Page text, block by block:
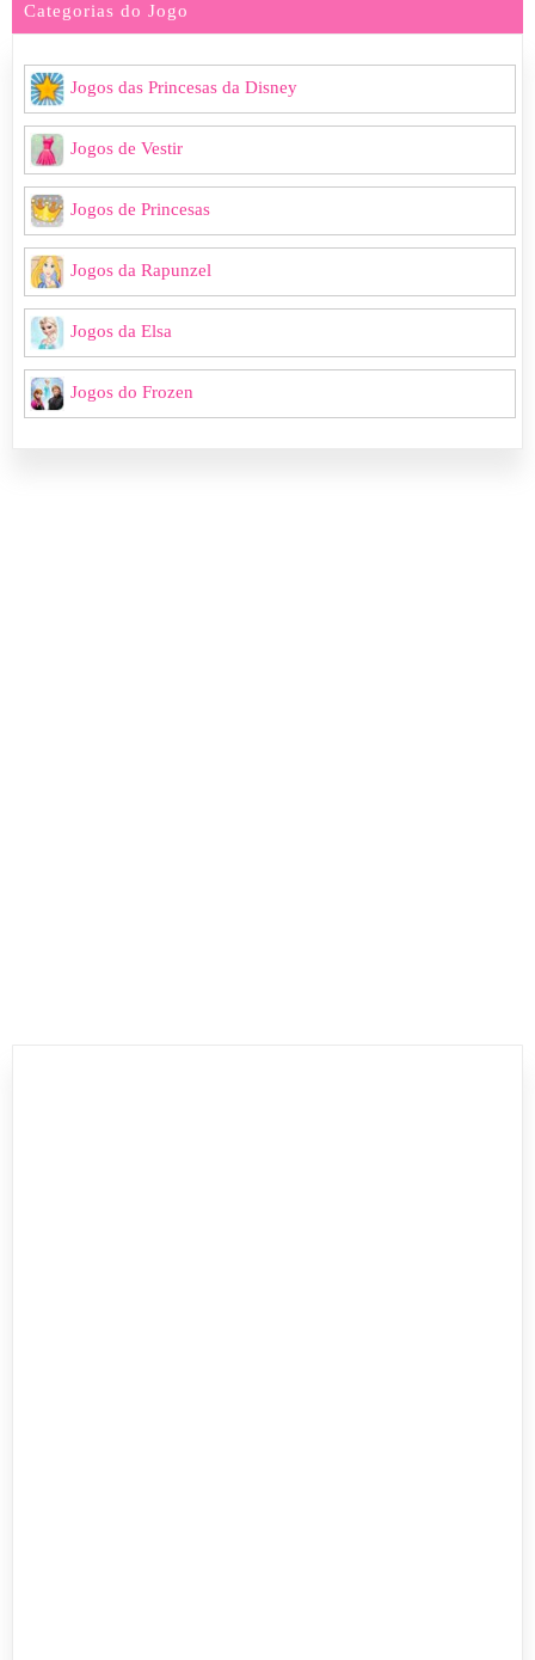
Categorias do Jogo
Jogos das Princesas da Disney
Jogos de Vestir
Jogos de Princesas
Jogos da Rapunzel
Jogos da Elsa
Jogos do Frozen